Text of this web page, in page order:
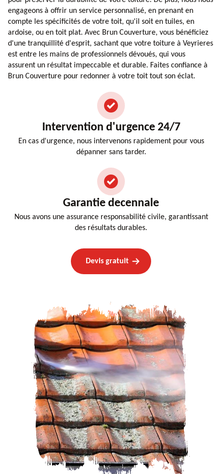
engageons à offrir un service personnalisé, en prenant en
compte les spécificités de votre toit, qu'il soit en tuiles, en
ardoise, ou en toit plat. Avec Brun Couverture, vous bénéficiez
d'une tranquillité d'esprit, sachant que votre toiture à Veyrieres
est entre les mains de professionnels dévoués, qui vous
assurent un résultat impeccable et durable. Faites confiance à
Brun Couverture pour redonner à votre toit tout son éclat.
Intervention d'urgence 24/7
En cas d'urgence, nous intervenons rapidement pour vous
dépanner sans tarder.
Garantie decennale
Nous avons une assurance responsabilité civile, garantissant
des résultats durables.
Devis gratuit